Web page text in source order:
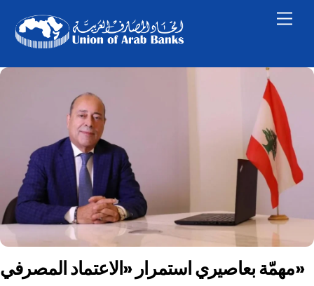
content
مهمّة بعاصيري استمرار «الاعتماد المصرفي»